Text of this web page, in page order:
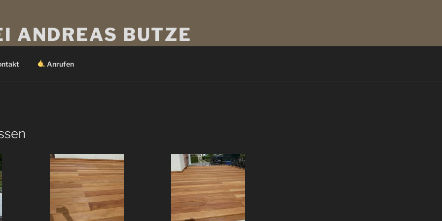
ANDREAS BUTZE
Anrufen